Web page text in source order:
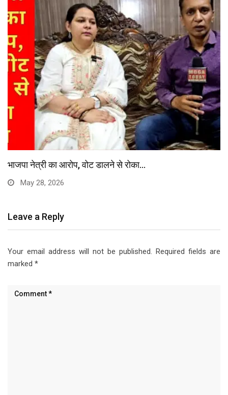
भाजपा नेत्री का आरोप, वोट डालने से रोका…
May 28, 2026
Leave a Reply
Your email address will not be published. Required fields are
marked *